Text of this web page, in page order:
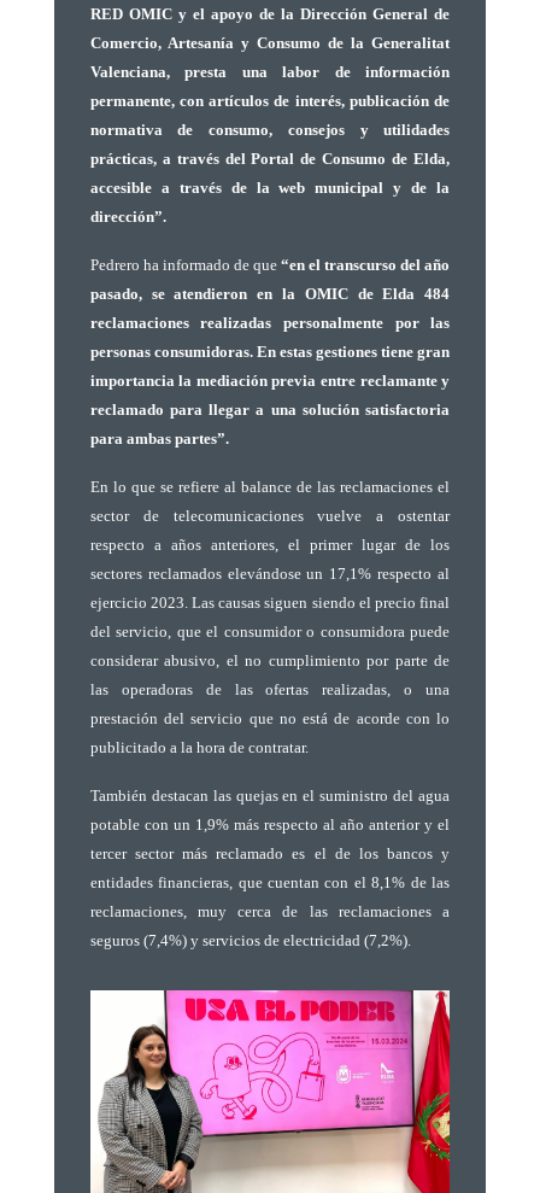
RED OMIC y el apoyo de la Dirección General de
Comercio, Artesanía y Consumo de la Generalitat
Valenciana, presta una labor de información
permanente, con artículos de interés, publicación de
normativa de consumo, consejos y utilidades
prácticas, a través del Portal de Consumo de Elda,
accesible a través de la web municipal y de la
dirección”.
Pedrero ha informado de que“en el transcurso del año
pasado, se atendieron en la OMIC de Elda 484
reclamaciones realizadas personalmente por las
personas consumidoras. En estas gestiones tiene gran
importancia la mediación previa entre reclamante y
reclamado para llegar a una solución satisfactoria
para ambas partes”.
En lo que se refiere al balance de las reclamaciones el
sector de telecomunicaciones vuelve a ostentar
respecto a años anteriores, el primer lugar de los
sectores reclamados elevándose un 17,1% respecto al
ejercicio 2023. Las causas siguen siendo el precio final
del servicio, que el consumidor o consumidora puede
considerar abusivo, el no cumplimiento por parte de
las operadoras de las ofertas realizadas, o una
prestación del servicio que no está de acorde con lo
publicitado a la hora de contratar.
También destacan las quejas en el suministro del agua
potable con un 1,9% más respecto al año anterior y el
tercer sector más reclamado es el de los bancos y
entidades financieras, que cuentan con el 8,1% de las
reclamaciones, muy cerca de las reclamaciones a
seguros (7,4%) y servicios de electricidad (7,2%).